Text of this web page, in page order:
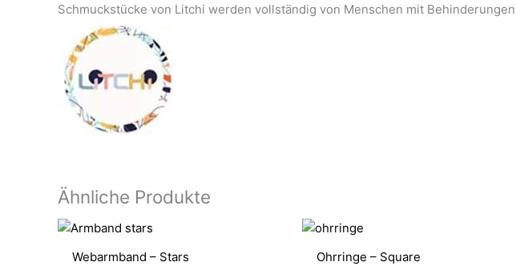
Schmuckstücke von Litchi werden vollständig von Menschen mit
Ähnliche Produkte
Webarmband – Stars Ohrringe – Square